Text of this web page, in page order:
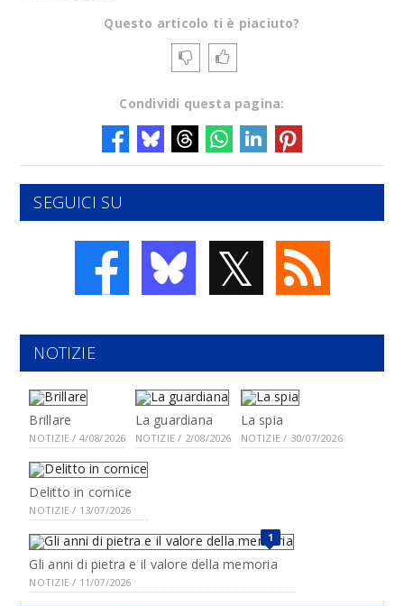
Questo articolo ti è piaciuto?
Condividi questa pagina:
SEGUICI SU
𝕏
NOTIZIE
Brillare
NOTIZIE / 4/08/2026
La guardiana
NOTIZIE / 2/08/2026
La spia
NOTIZIE / 30/07/2026
Delitto in cornice
NOTIZIE / 13/07/2026
1
Gli anni di pietra e il valore della memoria
NOTIZIE / 11/07/2026